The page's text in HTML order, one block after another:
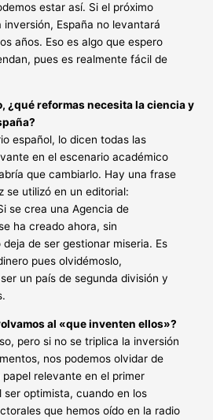
estar así. Si el próximo
España no levantará
años. Eso es algo que espero
pues es realmente fácil de
¿qué reformas necesita la ciencia y
español, lo dicen todas las
en el escenario académico
que cambiarlo. Hay una frase
se utilizó en un editorial:
se crea una Agencia de
ha creado ahora, sin
de ser gestionar miseria. Es
pues olvidémoslo,
un país de segunda división y
al «que inventen ellos»?
pero si no se triplica la inversión
nos podemos olvidar de
relevante en el primer
ser optimista, cuando en los
que hemos oído en la radio